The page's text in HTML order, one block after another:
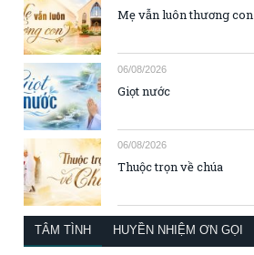
Mẹ vẫn luôn thương con
06/08/2026
Giọt nước
06/08/2026
Thuộc trọn về chúa
TÂM TÌNH HUYỀN NHIỆM ƠN GỌI